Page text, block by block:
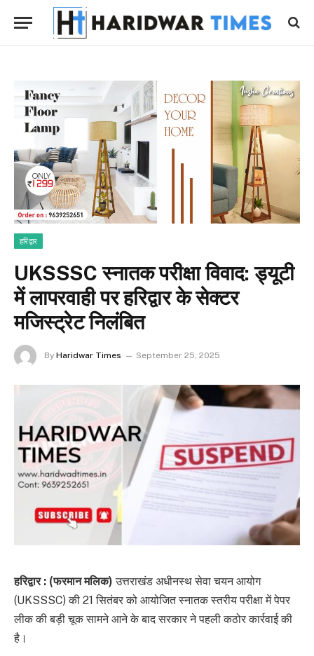
हरिद्वार
UKSSSC स्नातक परीक्षा विवाद: ड्यूटी
में लापरवाही पर हरिद्वार के सेक्टर
मजिस्ट्रेट निलंबित
By Haridwar Times September 25, 2025
हरिद्वार : (फरमान मलिक)उत्तराखंड अधीनस्थ सेवा चयन आयोग
(UKSSSC) की 21 सितंबर को आयोजित स्नातक स्तरीय परीक्षा में पेपर
लीक की बड़ी चूक सामने आने के बाद सरकार ने पहली कठोर कार्रवाई की
है।